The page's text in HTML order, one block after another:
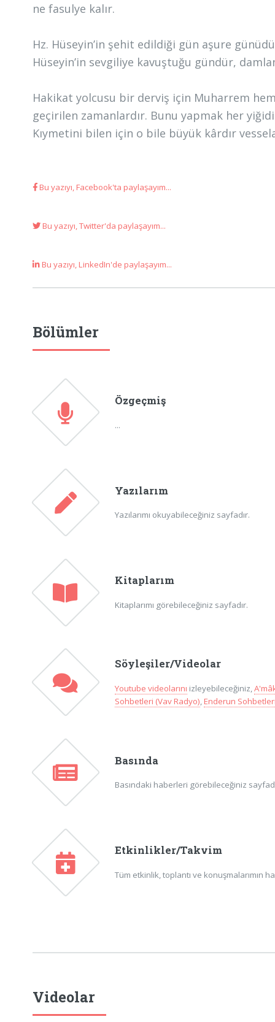
ne fasulye kalır.
Hz. Hüseyin’in şehit edildiği gün aşure
Hüseyin’in sevgiliye kavuştuğu gündür,
Hakikat yolcusu bir derviş için Muharrem
geçirilen zamanlardır. Bunu yapmak her
Kıymetini bilen için o bile büyük kârdır
Bu yazıyı, Facebook'ta paylaşayım...
Bu yazıyı, Twitter'da paylaşayım...
Bu yazıyı, LinkedIn'de paylaşayım...
Bölümler
Özgeçmiş
...
Yazılarım
Yazılarımı okuyabileceğiniz sayfadır.
Kitaplarım
Kitaplarımı görebileceğiniz sayfadır.
Söyleşiler/Videolar
Youtube videolarını izleyebileceğiniz,
Sohbetleri (Vav Radyo),Enderun
Basında
Basındaki haberleri görebileceğiniz
Etkinlikler/Takvim
Tüm etkinlik, toplantı ve konuşmalarımın
Videolar